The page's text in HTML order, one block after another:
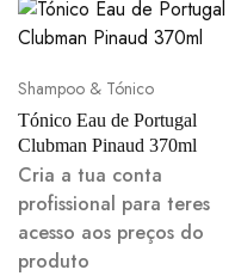
Shampoo & Tónico
Tónico Eau de Portugal
Clubman Pinaud 370ml
Cria a tua conta
profissional para teres
acesso aos preços do
produto